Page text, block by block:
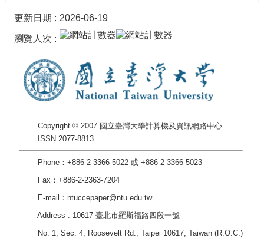
更新日期 2026-06-19
瀏覽人次
Copyright © 2007 國立臺灣大學計算機及資訊網路中心
ISSN 2077-8813
Phone：+886-2-3366-5022 或 +886-2-3366-5023
Fax：+886-2-2363-7204
E-mail：ntuccepaper@ntu.edu.tw
Address : 10617 臺北市羅斯福路四段一號
No. 1, Sec. 4, Roosevelt Rd., Taipei 10617, Taiwan (R.O.C.)